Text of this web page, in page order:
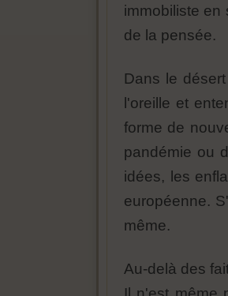
immobiliste en
de la pensée.
Dans le
l'oreille et
forme de
pandémie ou
idées, les
européenne.
même.
Au-delà des